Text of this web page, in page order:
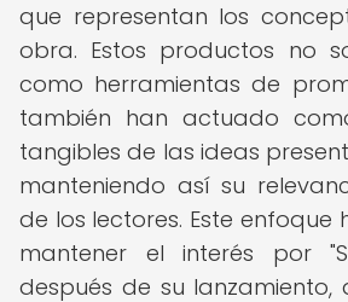
que representan los
obra. Estos productos no
como herramientas de
también han actuado
tangibles de las ideas
manteniendo así su
de los lectores. Este enfoque
mantener el interés por
después de su lanzamiento,